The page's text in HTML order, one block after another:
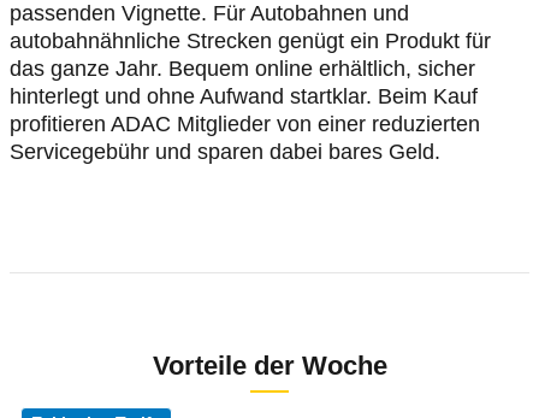
passenden Vignette. Für Autobahnen und
autobahnähnliche Strecken genügt ein Produkt für
das ganze Jahr. Bequem online erhältlich, sicher
hinterlegt und ohne Aufwand startklar. Beim Kauf
profitieren ADAC Mitglieder von einer reduzierten
Servicegebühr und sparen dabei bares Geld.
Vorteile der Woche